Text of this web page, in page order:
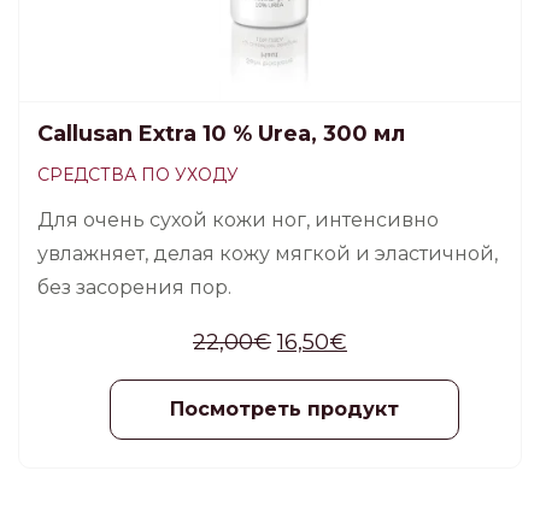
Callusan Extra 10 % Urea, 300 мл
СРЕДСТВА ПО УХОДУ
Для очень сухой кожи ног, интенсивно
увлажняет, делая кожу мягкой и эластичной,
без засорения пор.
22,00€ 16,50€
Посмотреть продукт